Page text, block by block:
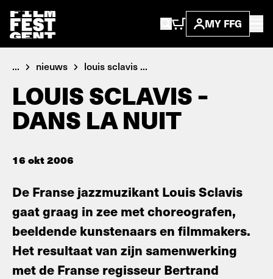
MY FFG
... nieuws louis sclavis ...
LOUIS SCLAVIS -
DANS LA NUIT
16 okt 2006
De Franse jazzmuzikant Louis Sclavis
gaat graag in zee met choreografen,
beeldende kunstenaars en filmmakers.
Het resultaat van zijn samenwerking
met de Franse regisseur Bertrand